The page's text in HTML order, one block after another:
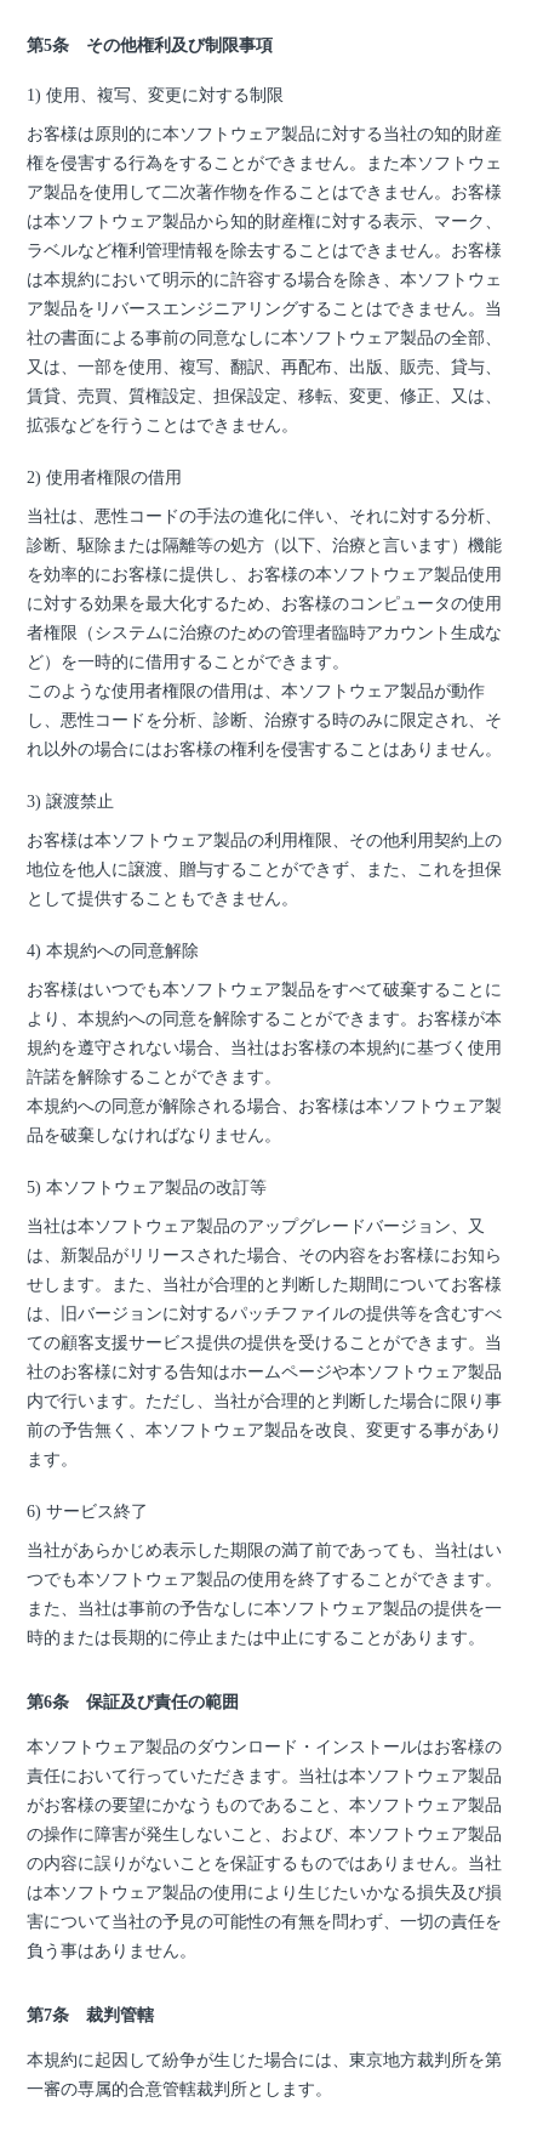
第5条 その他権利及び制限事項
1) 使用、複写、変更に対する制限
お客様は原則的に本ソフトウェア製品に対する当社の知的財産
権を侵害する行為をすることができません。また本ソフトウェ
ア製品を使用して二次著作物を作ることはできません。お客様
は本ソフトウェア製品から知的財産権に対する表示、マーク、
ラベルなど権利管理情報を除去することはできません。お客様
は本規約において明示的に許容する場合を除き、本ソフトウェ
ア製品をリバースエンジニアリングすることはできません。当
社の書面による事前の同意なしに本ソフトウェア製品の全部、
又は、一部を使用、複写、翻訳、再配布、出版、販売、貸与、
賃貸、売買、質権設定、担保設定、移転、変更、修正、又は、
拡張などを行うことはできません。
2) 使用者権限の借用
当社は、悪性コードの手法の進化に伴い、それに対する分析、
診断、駆除または隔離等の処方（以下、治療と言います）機能
を効率的にお客様に提供し、お客様の本ソフトウェア製品使用
に対する効果を最大化するため、お客様のコンピュータの使用
者権限（システムに治療のための管理者臨時アカウント生成な
ど）を一時的に借用することができます。
このような使用者権限の借用は、本ソフトウェア製品が動作
し、悪性コードを分析、診断、治療する時のみに限定され、そ
れ以外の場合にはお客様の権利を侵害することはありません。
3) 譲渡禁止
お客様は本ソフトウェア製品の利用権限、その他利用契約上の
地位を他人に譲渡、贈与することができず、また、これを担保
として提供することもできません。
4) 本規約への同意解除
お客様はいつでも本ソフトウェア製品をすべて破棄することに
より、本規約への同意を解除することができます。お客様が本
規約を遵守されない場合、当社はお客様の本規約に基づく使用
許諾を解除することができます。
本規約への同意が解除される場合、お客様は本ソフトウェア製
品を破棄しなければなりません。
5) 本ソフトウェア製品の改訂等
当社は本ソフトウェア製品のアップグレードバージョン、又
は、新製品がリリースされた場合、その内容をお客様にお知ら
せします。また、当社が合理的と判断した期間についてお客様
は、旧バージョンに対するパッチファイルの提供等を含むすべ
ての顧客支援サービス提供の提供を受けることができます。当
社のお客様に対する告知はホームページや本ソフトウェア製品
内で行います。ただし、当社が合理的と判断した場合に限り事
前の予告無く、本ソフトウェア製品を改良、変更する事があり
ます。
6) サービス終了
当社があらかじめ表示した期限の満了前であっても、当社はい
つでも本ソフトウェア製品の使用を終了することができます。
また、当社は事前の予告なしに本ソフトウェア製品の提供を一
時的または長期的に停止または中止にすることがあります。
第6条 保証及び責任の範囲
本ソフトウェア製品のダウンロード・インストールはお客様の
責任において行っていただきます。当社は本ソフトウェア製品
がお客様の要望にかなうものであること、本ソフトウェア製品
の操作に障害が発生しないこと、および、本ソフトウェア製品
の内容に誤りがないことを保証するものではありません。当社
は本ソフトウェア製品の使用により生じたいかなる損失及び損
害について当社の予見の可能性の有無を問わず、一切の責任を
負う事はありません。
第7条 裁判管轄
本規約に起因して紛争が生じた場合には、東京地方裁判所を第
一審の専属的合意管轄裁判所とします。